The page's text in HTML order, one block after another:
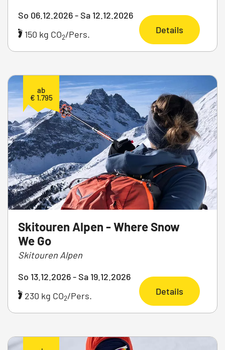
So 06.12.2026 - Sa 12.12.2026
150 kg CO2/Pers. Details
ab
€ 1.795
Skitouren Alpen - Where Snow
We Go
Skitouren Alpen
So 13.12.2026 - Sa 19.12.2026
230 kg CO2/Pers. Details